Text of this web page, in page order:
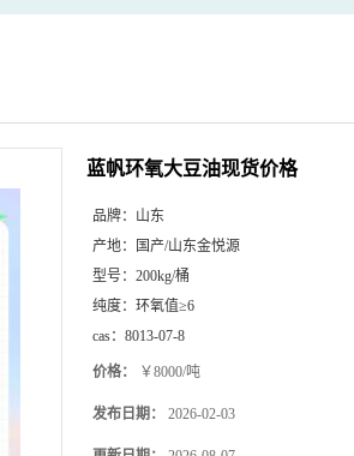
蓝帆环氧大豆油现货价格
品牌： 山东
产地：
国产/山东金悦源
型号： 200kg/桶
纯度： 环氧值≥6
cas： 8013-07-8
价格： ￥8000/吨
发布日期： 2026-02-03